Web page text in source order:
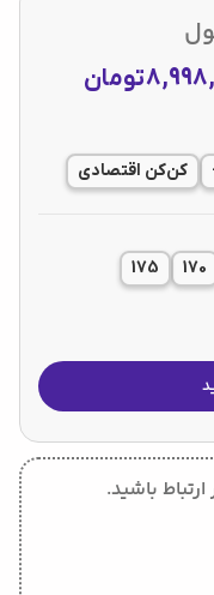
تومان
کن‌کن اقتصادی
170
175
باشید.